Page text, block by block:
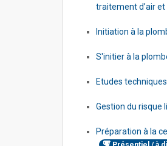
traitement d’air
Initiation à la
S'initier à la
Etudes
Gestion du risque
Préparation à la